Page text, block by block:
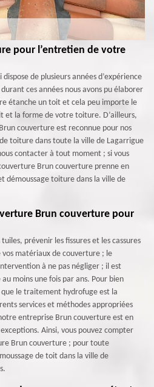
pour l’entretien de votre
de plusieurs années d’expérience
ces années nous avons pu élaborer
étanche un toit et cela peu importe le
la forme de votre toiture. D’ailleurs,
couverture est reconnue pour nos
toiture dans toute la ville de Lagarrigue
contacter à tout moment ; si vous
Brun couverture prenne en
démoussage toiture dans la ville de
Brun couverture pour
prévenir les fissures et les cassures
matériaux de couverture ; le
à ne pas négliger ; il est
moins une fois par ans. Pour bien
le traitement hydrofuge est la
services et méthodes appropriées
entreprise Brun couverture est en
Ainsi, vous pouvez compter
Brun couverture ; pour toute
de toit dans la ville de